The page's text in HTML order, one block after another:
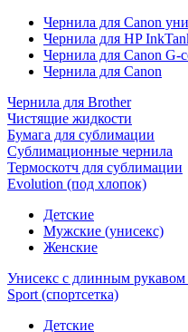
Чернила для Canon
Чернила для HP
Чернила для Canon G-
Чернила для Canon
Чернила для Brother
Чистящие жидкости
Бумага для сублимации
Сублимационные чернила
Термоскотч для сублимации
Evolution (под хлопок)
Детские
Мужские (унисекс)
Женские
Унисекс с длинным рукавом
Sport (спортсетка)
Детские